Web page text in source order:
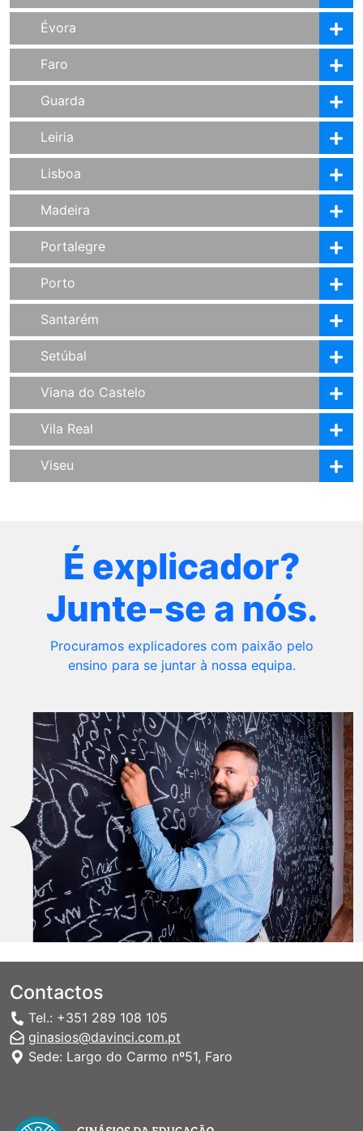
Évora
Faro
Guarda
Leiria
Lisboa
Madeira
Portalegre
Porto
Santarém
Setúbal
Viana do Castelo
Vila Real
Viseu
É explicador?
Junte-se a nós.
Procuramos explicadores com paixão pelo
ensino para se juntar à nossa equipa.
Contactos
Tel.: +351 289 108 105
ginasios@davinci.com.pt
Sede: Largo do Carmo nº51, Faro